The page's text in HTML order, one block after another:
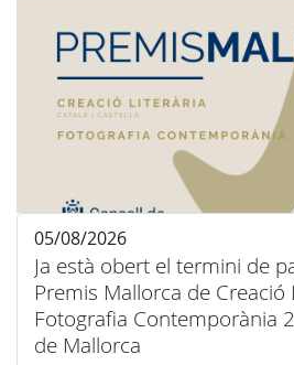
Ja està obert el termini de
Premis Mallorca de Creació
Fotografia Contemporània
de Mallorca
05/08/2026